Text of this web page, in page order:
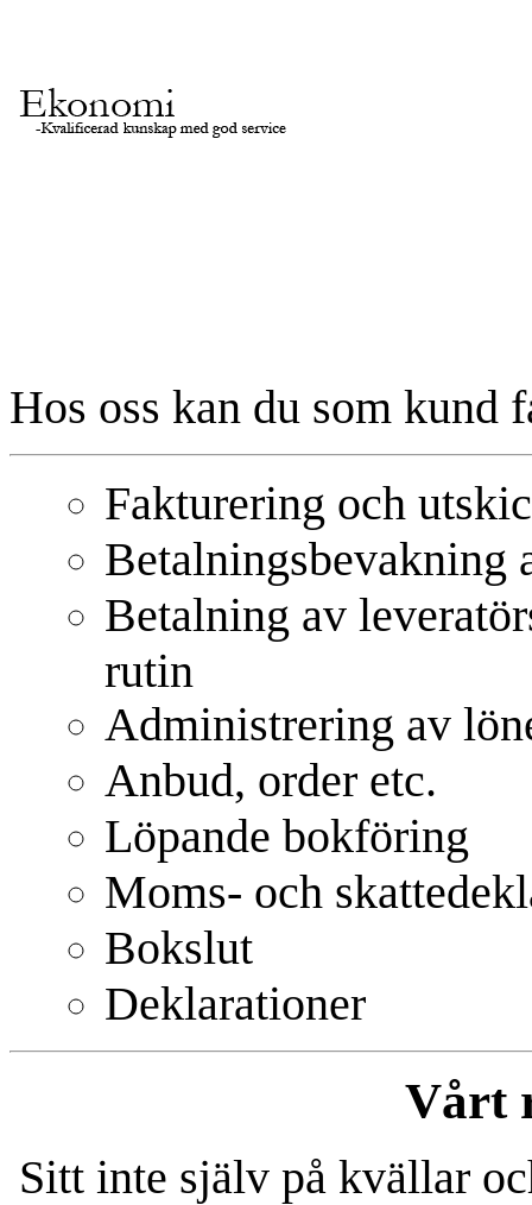
Hos oss kan du som kund
Fakturering och
Betalningsbevakning
Betalning av
rutin
Administrering av
Anbud, order etc.
Löpande bokföring
Moms- och
Bokslut
Deklarationer
Vårt
Sitt inte själv på kvällar